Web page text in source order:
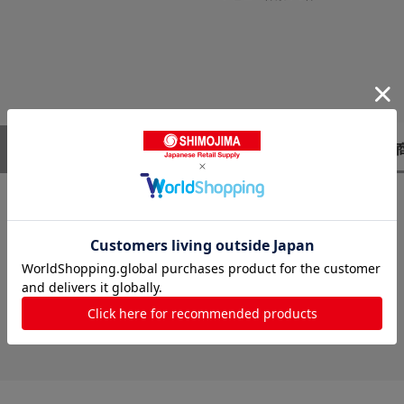
レビューはありません。